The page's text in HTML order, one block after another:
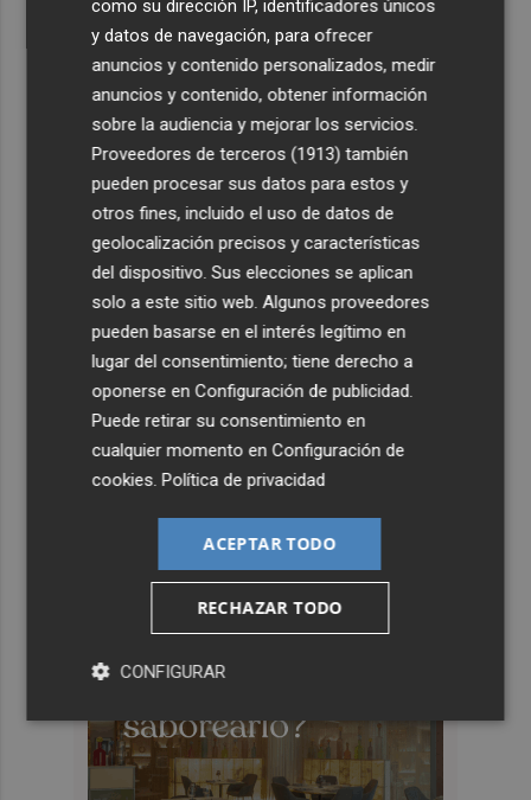
como su dirección IP, identificadores únicos
y datos de navegación, para ofrecer
anuncios y contenido personalizados, medir
anuncios y contenido, obtener información
sobre la audiencia y mejorar los servicios.
Proveedores de terceros (1913) también
pueden procesar sus datos para estos y
otros fines, incluido el uso de datos de
geolocalización precisos y características
del dispositivo. Sus elecciones se aplican
solo a este sitio web. Algunos proveedores
pueden basarse en el interés legítimo en
lugar del consentimiento; tiene derecho a
oponerse enConfiguración de publicidad
Puede retirar su consentimiento en
cualquier momento enConfiguración de
cookies .Política de privacidad
ACEPTAR TODO
RECHAZAR TODO
CONFIGURAR